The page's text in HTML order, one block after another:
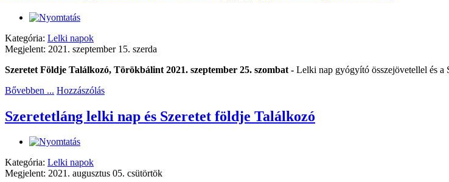
Kategória: Lelki napok
Megjelent: 2021. szeptember 15. szerda
Szeretet Földje Találkozó, Törökbálint 2021. szeptember 25. szombat - Lelki nap gyógyító összejövetellel és a
Bővebben ... Hozzászólás
Szeretetláng lelki nap és Szeretet földje Találkozó
Kategória: Lelki napok
Megjelent: 2021. augusztus 05. csütörtök